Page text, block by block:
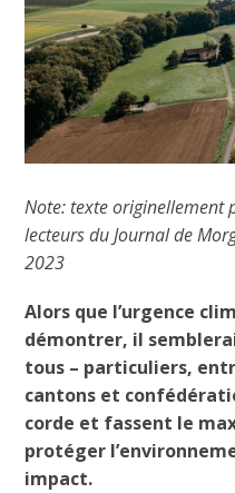
Note: texte originellement
lecteurs du Journal de
2023
Alors que l’urgence
démontrer, il
tous – particuliers,
cantons et
corde et fassent le
protéger
impact.